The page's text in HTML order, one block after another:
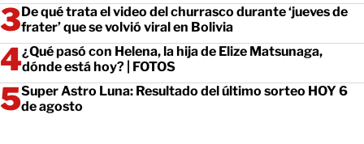
De qué trata el video del churrasco durante ‘jueves de
frater’ que se volvió viral en Bolivia
¿Qué pasó con Helena, la hija de Elize Matsunaga,
dónde está hoy? | FOTOS
Super Astro Luna: Resultado del último sorteo HOY 6
de agosto